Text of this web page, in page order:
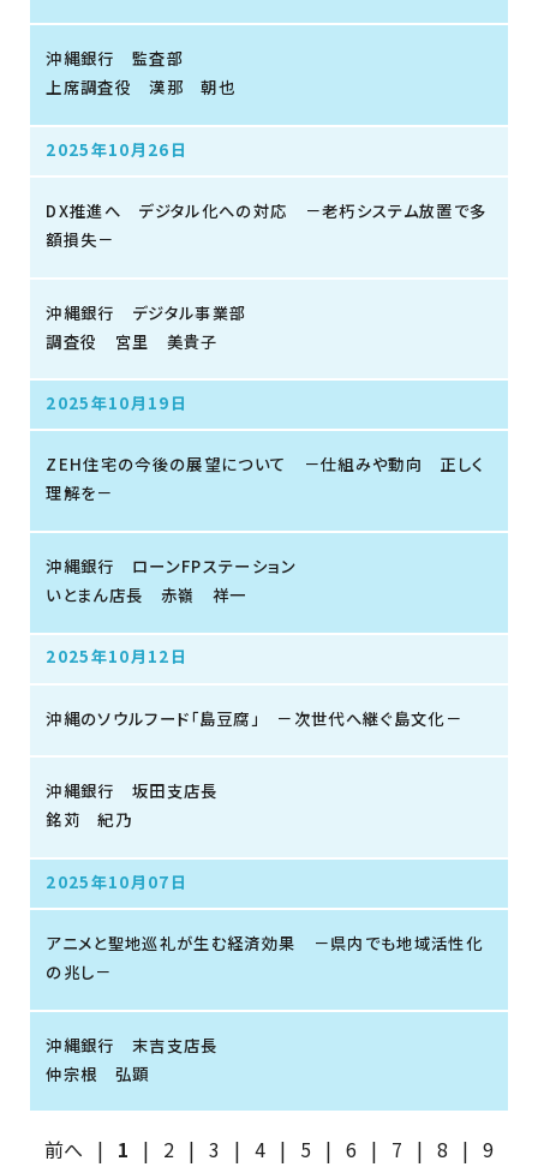
沖縄銀行 監査部
上席調査役 漢那 朝也
2025年10月26日
DX推進へ デジタル化への対応 －老朽システム放置で多
額損失－
沖縄銀行 デジタル事業部
調査役 宮里 美貴子
2025年10月19日
ZEH住宅の今後の展望について －仕組みや動向 正しく
理解を－
沖縄銀行 ローンFPステーション
いとまん店長 赤嶺 祥一
2025年10月12日
沖縄のソウルフード「島豆腐」 －次世代へ継ぐ島文化－
沖縄銀行 坂田支店長
銘苅 紀乃
2025年10月07日
アニメと聖地巡礼が生む経済効果 －県内でも地域活性化
の兆し－
沖縄銀行 末吉支店長
仲宗根 弘顕
前へ | 1 | 2 | 3 | 4 | 5 | 6 | 7 | 8 | 9